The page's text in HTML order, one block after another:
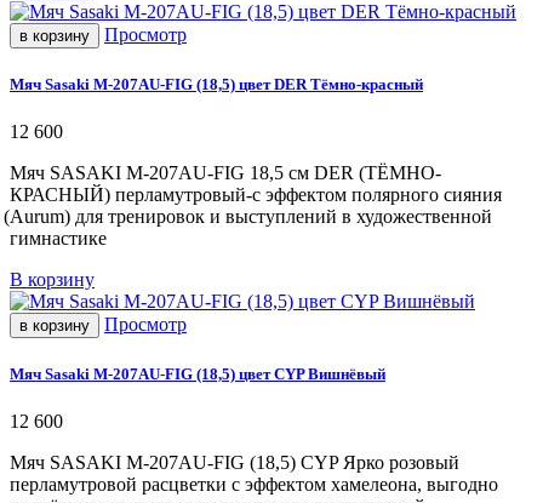
в корзину Просмотр
Мяч Sasaki M-207AU-FIG (18,5) цвет DER Тёмно-красный
12 600
Мяч SASAKI M-207AU-FIG 18,5 см DER (ТЁМНО-
КРАСНЫЙ) перламутровый-с эффектом полярного сияния
(Aurum) для тренировок и выступлений в художественной
гимнастике
В корзину
в корзину Просмотр
Мяч Sasaki M-207AU-FIG (18,5) цвет CYP Вишнёвый
12 600
Мяч SASAKI M-207AU-FIG (18,5) CYP Ярко розовый
перламутровой расцветки с эффектом хамелеона, выгодно